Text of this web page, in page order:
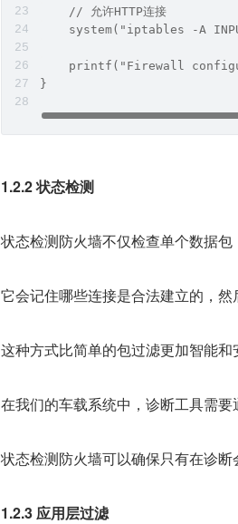
    // 允许HTTP连接
system("iptables -A
printf("Firewall
}
1.2.2 状态检测
状态检测防火墙不仅检查单个数据包
它会记住哪些连接是合法建立的，然
这种方式比简单的包过滤更加智能和
在我们的车载系统中，诊断工具需要
状态检测防火墙可以确保只有在诊断
1.2.3 应用层过滤